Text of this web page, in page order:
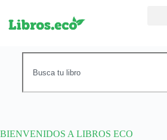
BIENVENIDOS A LIBROS ECO